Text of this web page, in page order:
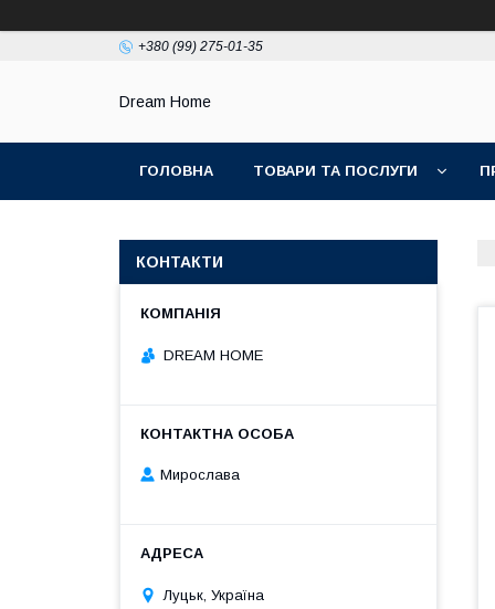
+380 (99) 275-01-35
Dream Home
ГОЛОВНА ТОВАРИ ТА ПОСЛУГИ
КОНТАКТИ
DREAM HOME
Мирослава
Луцьк, Україна